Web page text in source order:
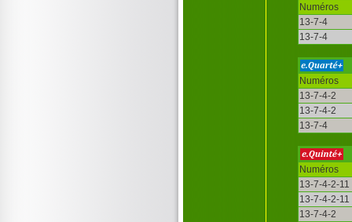
Numéros
13-7-4
13-7-4
Numéros
13-7-4-2
13-7-4-2
13-7-4
Numéros
13-7-4-2-11
13-7-4-2-11
13-7-4-2